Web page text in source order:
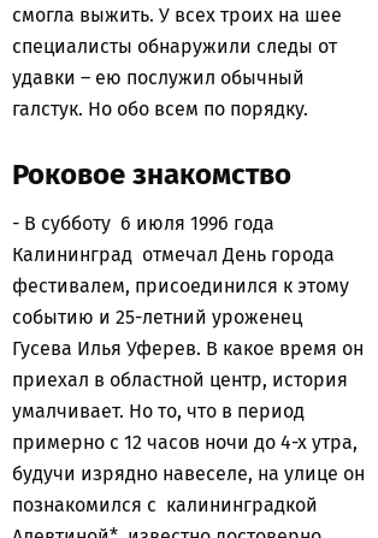
смогла выжить. У всех троих на шее
специалисты обнаружили следы от
удавки – ею послужил обычный
галстук. Но обо всем по порядку.
Роковое знакомство
- В субботу 6 июля 1996 года
Калининград отмечал День города
фестивалем, присоединился к этому
событию и 25-летний уроженец
Гусева Илья Уферев. В какое время он
приехал в областной центр, история
умалчивает. Но то, что в период
примерно с 12 часов ночи до 4-х утра,
будучи изрядно навеселе, на улице он
познакомился с калининградкой